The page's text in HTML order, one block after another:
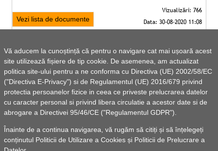
Vă aducem la cunoștință că pentru o navigare cat mai ușoară acest
site utilizează fișiere de tip cookie. De asemenea, am actualizat
politica site-ului pentru a ne conforma cu Directiva (UE) 2002/58/EC
("Directiva E-Privacy") si de Regulamentul (UE) 2016/679 privind
protectia persoanelor fizice in ceea ce priveste prelucrarea datelor
cu caracter personal si privind libera circulatie a acestor date si de
abrogare a Directivei 95/46/CE ("Regulamentul GDPR").
Înainte de a continua navigarea, vă rugăm să citiți și să înțelegeți
conținutul Politicii de Utilizare a Cookies și Politicii de Prelucrare a
Vezi lista de documente